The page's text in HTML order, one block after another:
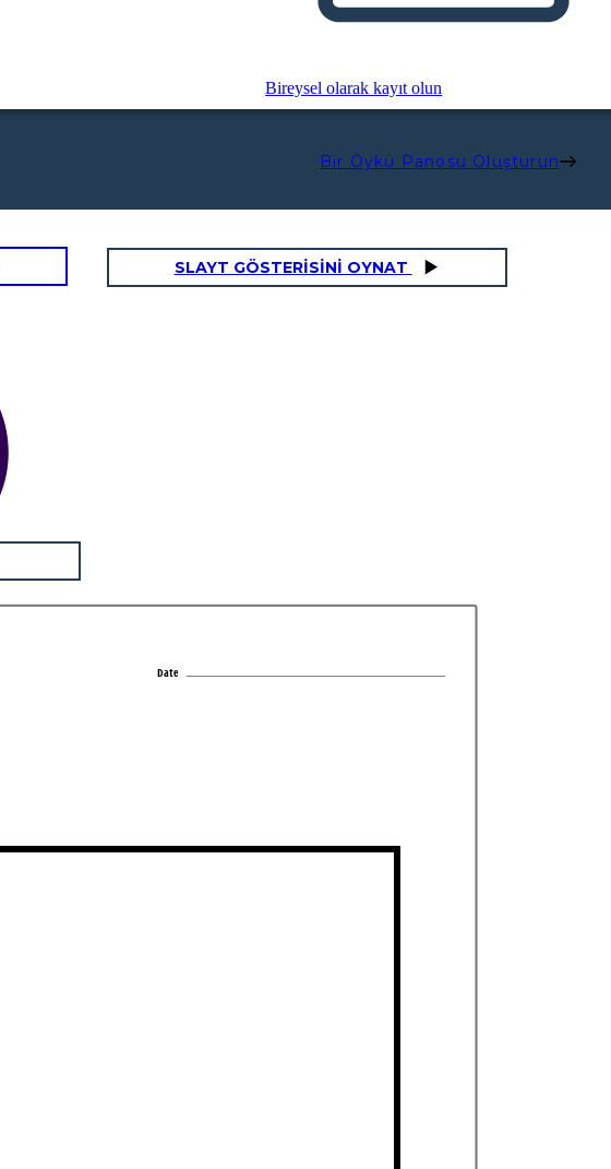
Bireysel olarak kayıt olun
Bir Öykü Panosu Oluşturun
SLAYT GÖSTERİSİNİ OYNAT